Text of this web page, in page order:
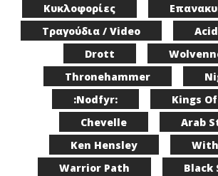
Κυκλοφορίες
Τραγούδια / Video
Drott
Thronehammer
:Nodfyr:
Kings
Chevelle
Arab
Ken Hensley
Warrior Path
Black